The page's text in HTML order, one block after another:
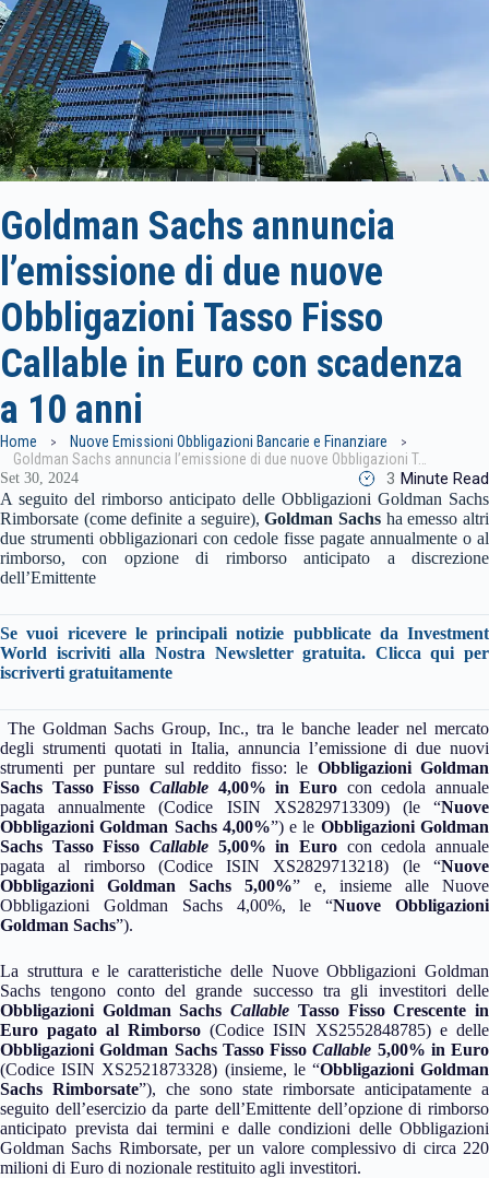
Goldman Sachs annuncia
l’emissione di due nuove
Obbligazioni Tasso Fisso
Callable in Euro con scadenza
a 10 anni
Home
Nuove Emissioni Obbligazioni Bancarie e Finanziare
Goldman Sachs annuncia l’emissione di due nuove Obbligazioni Tasso Fisso Callable in Euro con scadenza a 10 anni
Set 30, 2024 3 Minute Read
A seguito del rimborso anticipato delle Obbligazioni Goldman Sachs
Rimborsate (come definite a seguire),Goldman Sachs ha emesso altri
due strumenti obbligazionari con cedole fisse pagate annualmente o al
rimborso, con opzione di rimborso anticipato a discrezione
dell’Emittente
Se vuoi ricevere le principali notizie pubblicate da Investment
World iscriviti alla Nostra Newsletter gratuita. Clicca qui per
iscriverti gratuitamente
The Goldman Sachs Group, Inc., tra le banche leader nel mercato
degli strumenti quotati in Italia, annuncia l’emissione di due nuovi
strumenti per puntare sul reddito fisso: le Obbligazioni Goldman
Sachs Tasso Fisso Callable 4,00% in Euro con cedola annuale
pagata annualmente (Codice ISIN XS2829713309) (le “Nuove
Obbligazioni Goldman Sachs 4,00%”) e le Obbligazioni Goldman
Sachs Tasso Fisso Callable 5,00% in Euro con cedola annuale
pagata al rimborso (Codice ISIN XS2829713218) (le “Nuove
Obbligazioni Goldman Sachs 5,00%” e, insieme alle Nuove
Obbligazioni Goldman Sachs 4,00%, le “Nuove
Obbligazioni
Goldman Sachs”).
La struttura e le caratteristiche delle Nuove Obbligazioni Goldman
Sachs tengono conto del grande successo tra gli investitori delle
Obbligazioni Goldman SachsCallable Tasso Fisso Crescente in
Euro pagato al Rimborso (Codice ISIN XS2552848785) e delle
Obbligazioni Goldman Sachs Tasso FissoCallable 5,00% in Euro
(Codice ISIN XS2521873328) (insieme, le “Obbligazioni Goldman
Sachs Rimborsate”), che sono state rimborsate anticipatamente a
seguito dell’esercizio da parte dell’Emittente dell’opzione di rimborso
anticipato prevista dai termini e dalle condizioni delle Obbligazioni
Goldman Sachs Rimborsate, per un valore complessivo di circa 220
milioni di Euro di nozionale restituito agli investitori.